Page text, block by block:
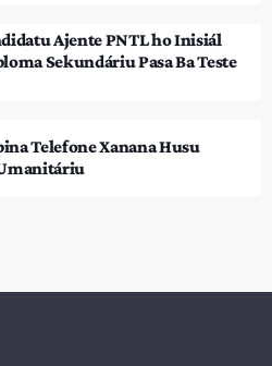
Ajente PNTL ho Inisiál
Sekundáriu Pasa Ba Teste
Telefone Xanana Husu